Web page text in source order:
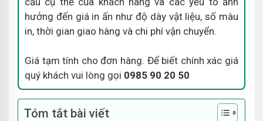
hưởng đến giá in ấn như độ dày vật liệu, số màu
in, thời gian giao hàng và chi phí vận chuyển.
Giá tạm tính cho đơn hàng. Để biết chính xác giá
quý khách vui lòng gọi 0985 90 20 50
Tóm tắt bài viết